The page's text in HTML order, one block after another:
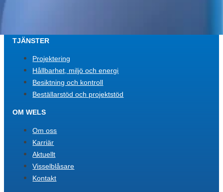
TJÄNSTER
Projektering
Hållbarhet, miljö och energi
Besiktning och kontroll
Beställarstöd och projektstöd
OM WELS
Om oss
Karriär
Aktuellt
Visselblåsare
Kontakt